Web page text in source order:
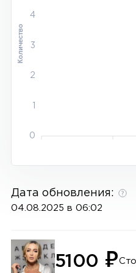
4
3
2
1
0
Количество
Дата обновления:
04.08.2025 в 06:02
5100 ₽